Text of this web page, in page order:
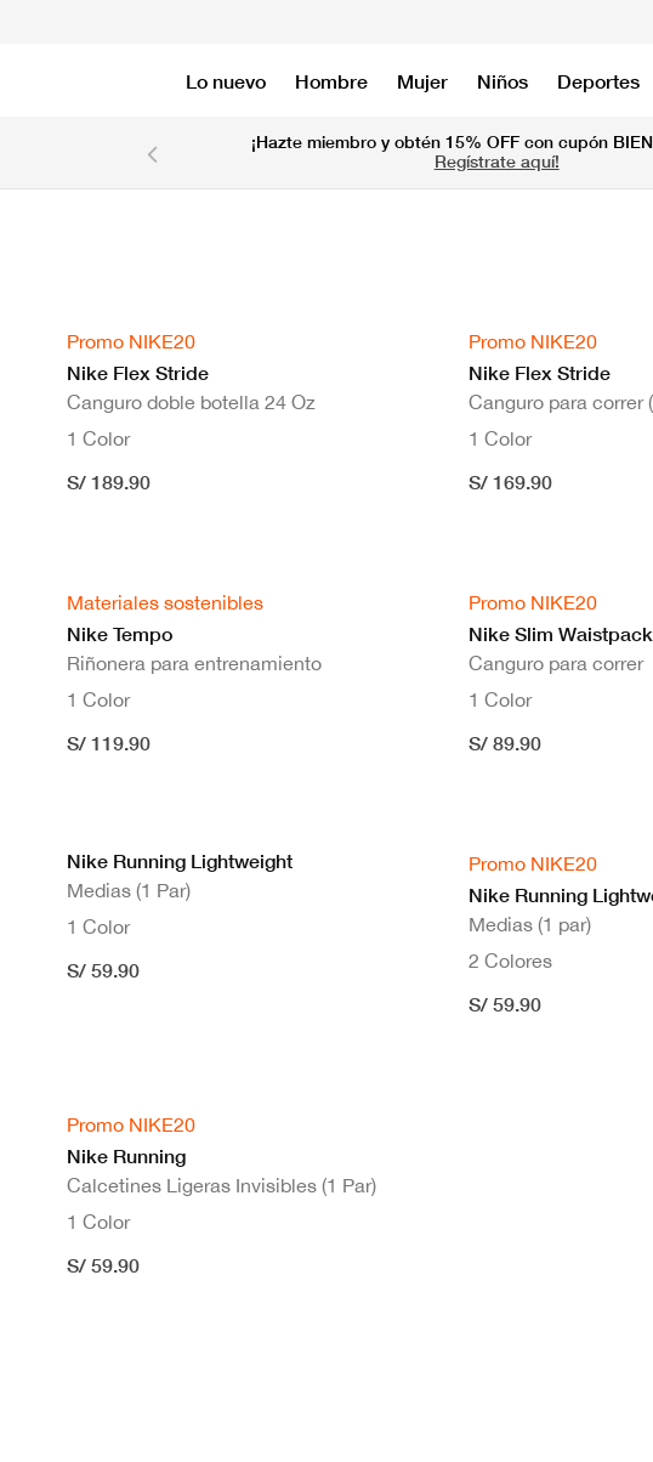
Lo nuevo Hombre Mujer Niños Deportes
¡Hazte miembro y obtén 15% OFF con cupón
Regístrate aquí!
Promo NIKE20
Nike Flex Stride
Canguro doble botella 24 Oz
1 Color
S/ 189.90
Promo NIKE20
Nike Flex Stride
Canguro para correr
1 Color
S/ 169.90
Materiales sostenibles
Nike Tempo
Riñonera para entrenamiento
1 Color
S/ 119.90
Promo NIKE20
Nike Slim
Canguro para correr
1 Color
S/ 89.90
Nike Running Lightweight
Medias (1 Par)
1 Color
S/ 59.90
Promo NIKE20
Nike Running
Medias (1 par)
2 Colores
S/ 59.90
Promo NIKE20
Nike Running
Calcetines Ligeras Invisibles (1 Par)
1 Color
S/ 59.90